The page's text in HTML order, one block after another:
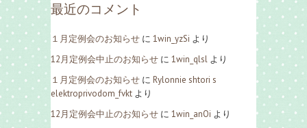
最近のコメント
１月定例会のお知らせ に 1win_yzSi より
12月定例会中止のお知らせ に 1win_qlsl より
１月定例会のお知らせ に Rylonnie shtori s
elektroprivodom_fvkt より
12月定例会中止のお知らせ に 1win_anOi より